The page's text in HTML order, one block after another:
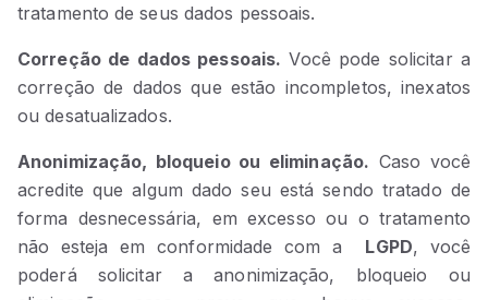
tratamento de seus dados pessoais.
Correção de dados pessoais. Você pode solicitar a
correção de dados que estão incompletos, inexatos
ou desatualizados.
Anonimização, bloqueio ou eliminação. Caso você
acredite que algum dado seu está sendo tratado de
forma desnecessária, em excesso ou o tratamento
não esteja em conformidade com a LGPD, você
poderá solicitar a anonimização, bloqueio ou